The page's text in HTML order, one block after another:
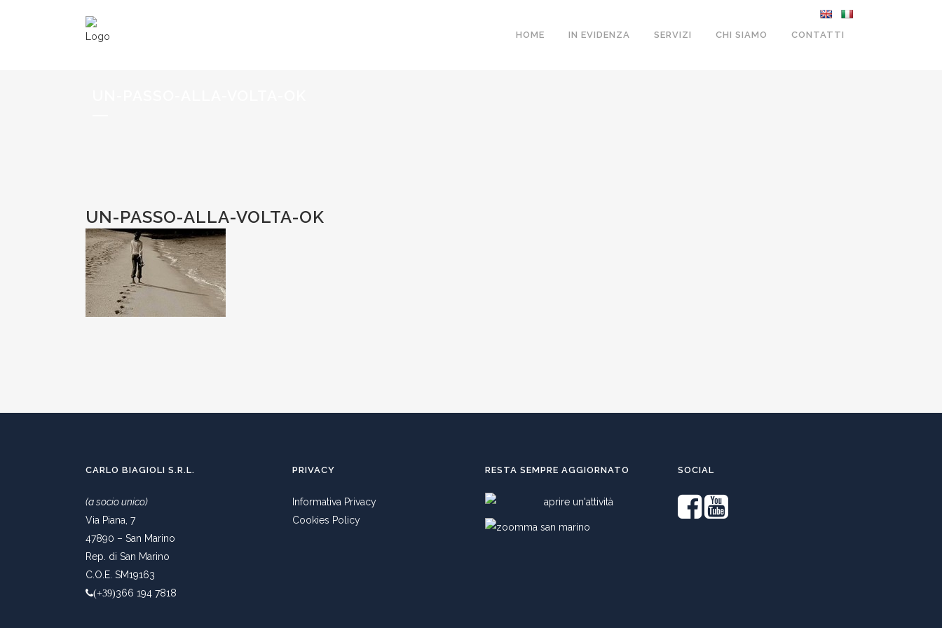
HOME IN EVIDENZA SERVIZI CHI SIAMO CONTATTI
UN-PASSO-ALLA-VOLTA-OK
CARLO BIAGIOLI S.R.L.
(a socio unico)
Via Piana, 7
47890 – San Marino
Rep. di San Marino
C.O.E. SM19163
(+39)366 194 7818
PRIVACY
Informativa Privacy
Cookies Policy
RESTA SEMPRE AGGIORNATO SOCIAL